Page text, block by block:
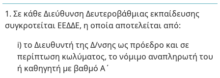
1. Σε κάθε Διεύθυνση Δευτεροβάθμιας εκπαίδευσης
συγκροτείται ΕΕΔΔΕ, η οποία αποτελείται από:
i) το Διευθυντή της Δ/νσης ως πρόεδρο και σε
περίπτωση κωλύματος, το νόμιμο αναπληρωτή του
ή καθηγητή με βαθμό Α΄